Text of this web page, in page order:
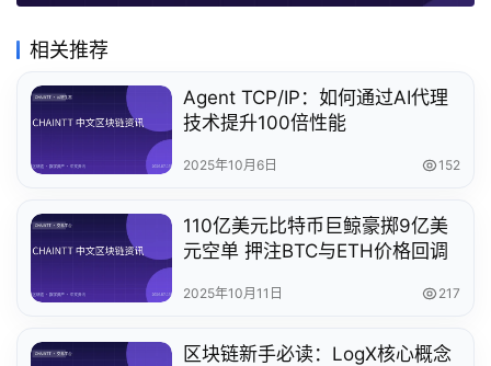
相关推荐
Agent TCP/IP：如何通过AI代理
技术提升100倍性能
2025年10月6日 152
110亿美元比特币巨鲸豪掷9亿美
元空单 押注BTC与ETH价格回调
2025年10月11日 217
区块链新手必读：LogX核心概念